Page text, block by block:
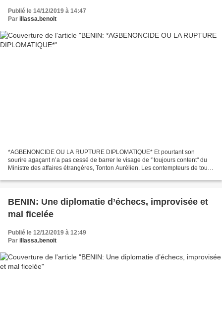
Publié le 14/12/2019 à 14:47
Par illassa.benoit
*AGBENONCIDE OU LA RUPTURE DIPLOMATIQUE* Et pourtant son
sourire agaçant n’a pas cessé de barrer le visage de ‘’toujours content" du
Ministre des affaires étrangères, Tonton Aurélien. Les contempteurs de tout
BENIN: Une diplomatie d’échecs, improvisée et
mal ficelée
Publié le 12/12/2019 à 12:49
Par illassa.benoit